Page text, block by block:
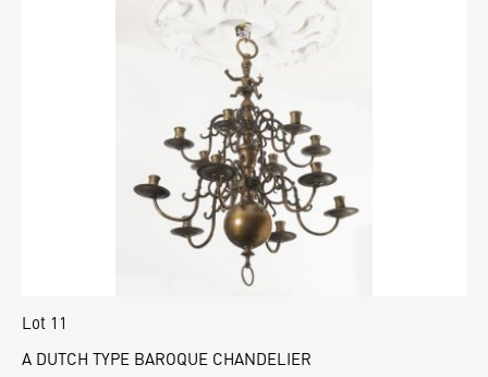
Lot 11
A DUTCH TYPE BAROQUE CHANDELIER